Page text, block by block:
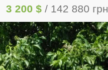
3 200 $ / 142 880 грн